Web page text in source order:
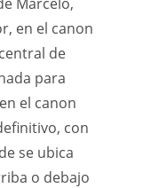
en el canon
de
para
el canon
con
se ubica
o debajo